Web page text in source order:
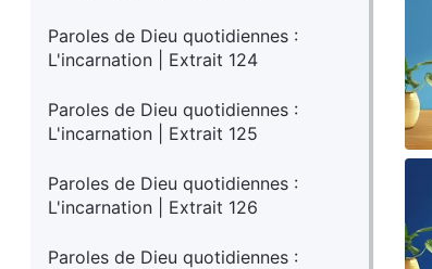
Paroles de Dieu quotidiennes :
L'incarnation | Extrait 124
Paroles de Dieu quotidiennes :
L'incarnation | Extrait 125
Paroles de Dieu quotidiennes :
L'incarnation | Extrait 126
Paroles de Dieu quotidiennes :